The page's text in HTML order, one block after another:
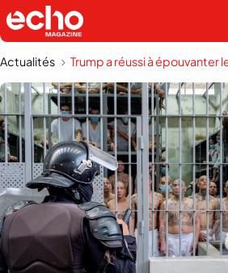
Actualités Trump a réussi à épouvanter